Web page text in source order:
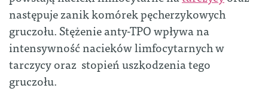
następuje zanik komórek pęcherzykowych
gruczołu. Stężenie anty-TPO wpływa na
intensywność nacieków limfocytarnych w
tarczycy oraz stopień uszkodzenia tego
gruczołu.